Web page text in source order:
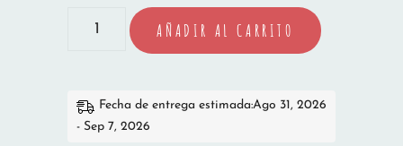
MANDIL
FABES
cantidad
AÑADIR AL CARRITO
Fecha de entrega estimada:Ago 31, 2026
- Sep 7, 2026